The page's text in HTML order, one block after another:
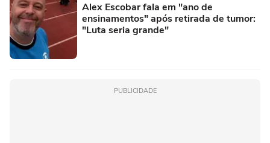
Alex Escobar fala em "ano de
ensinamentos" após retirada de tumor:
"Luta seria grande"
PUBLICIDADE